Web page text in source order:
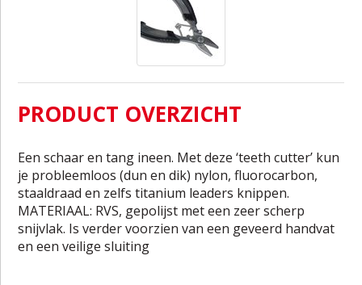
PRODUCT OVERZICHT
Een schaar en tang ineen. Met deze ‘teeth cutter’ kun
je probleemloos (dun en dik) nylon, fluorocarbon,
staaldraad en zelfs titanium leaders knippen.
MATERIAAL: RVS, gepolijst met een zeer scherp
snijvlak. Is verder voorzien van een geveerd handvat
en een veilige sluiting